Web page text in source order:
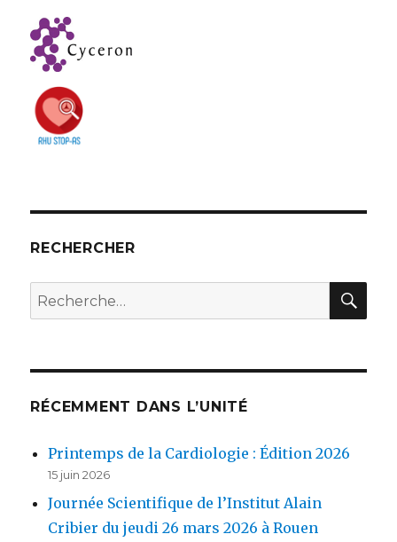
RECHERCHER
Recherche
pour :
RÉCEMMENT DANS L’UNITÉ
Printemps de la Cardiologie : Édition 2026
15 juin 2026
Journée Scientifique de l’Institut Alain
Cribier du jeudi 26 mars 2026 à Rouen